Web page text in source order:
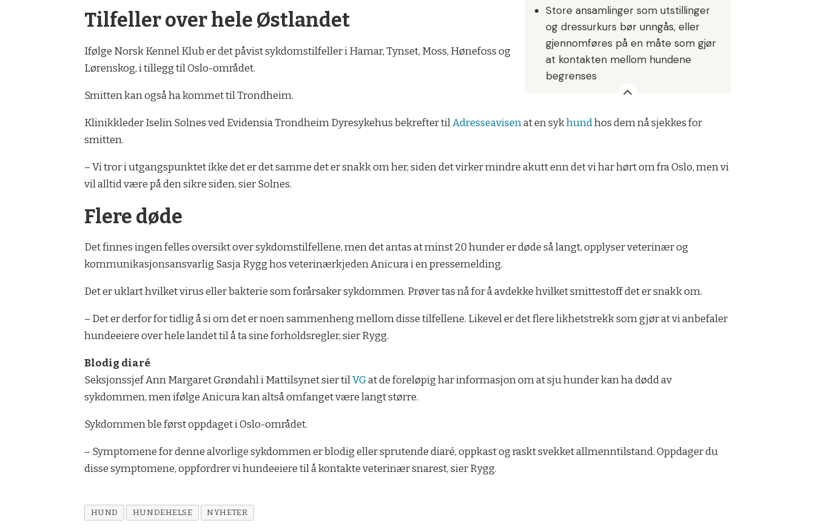
Store ansamlinger som utstillinger
og dressurkurs bør unngås, eller
gjennomføres på en måte som gjør
at kontakten mellom hundene
begrenses
Tilfeller over hele Østlandet
Ifølge Norsk Kennel Klub er det påvist sykdomstilfeller i Hamar, Tynset, Moss, Hønefoss og
Lørenskog, i tillegg til Oslo-området.
Smitten kan også ha kommet til Trondheim.
Klinikkleder Iselin Solnes ved Evidensia Trondheim Dyresykehus bekrefter tilAdresseavisenat en sykhundhos dem nå sjekkes for
smitten.
– Vi tror i utgangspunktet ikke det er det samme det er snakk om her, siden det virker mindre akutt enn det vi har hørt om fra Oslo, men vi
vil alltid være på den sikre siden, sier Solnes.
Flere døde
Det finnes ingen felles oversikt over sykdomstilfellene, men det antas at minst 20 hunder er døde så langt, opplyser veterinær og
kommunikasjonsansvarlig Sasja Rygg hos veterinærkjeden Anicura i en pressemelding.
Det er uklart hvilket virus eller bakterie som forårsaker sykdommen. Prøver tas nå for å avdekke hvilket smittestoff det er snakk om.
– Det er derfor for tidlig å si om det er noen sammenheng mellom disse tilfellene. Likevel er det flere likhetstrekk som gjør at vi anbefaler
hundeeiere over hele landet til å ta sine forholdsregler, sier Rygg.
Blodig diaré
Seksjonssjef Ann Margaret Grøndahl i Mattilsynet sier tilVGat de foreløpig har informasjon om at sju hunder kan ha dødd av
sykdommen, men ifølge Anicura kan altså omfanget være langt større.
Sykdommen ble først oppdaget i Oslo-området.
– Symptomene for denne alvorlige sykdommen er blodig eller sprutende diaré, oppkast og raskt svekket allmenntilstand. Oppdager du
disse symptomene, oppfordrer vi hundeeiere til å kontakte veterinær snarest, sier Rygg.
HUND HUNDEHELSE NYHETER